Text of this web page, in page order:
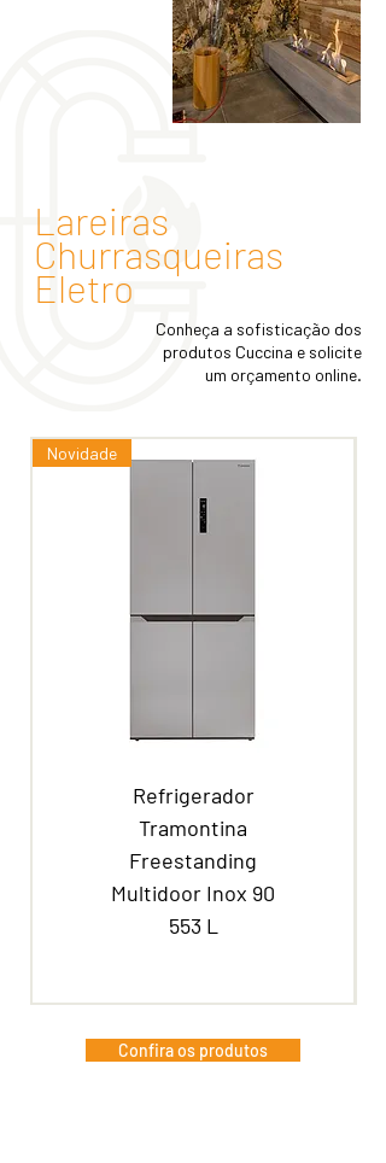
Lareiras
Churrasqueiras
Eletro
Conheça a sofisticação dos
produtos Cuccina e solicite
um orçamento online.
Novidade
Refrigerador
Tramontina
Freestanding
Multidoor Inox 90
553 L
Confira os produtos